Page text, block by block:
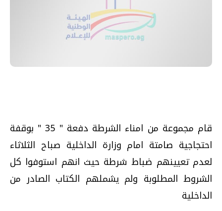
قام مجموعة من امناء الشرطة دفعة " 35 " بوقفة
احتجاجية صامتة امام وزارة الداخلية صباح الثلاثاء
لعدم تعيينهم ضباط شرطة حيث انهم استوفوا كل
الشروط المطلوبة ولم يشملهم الكتاب الصادر من
الداخلية